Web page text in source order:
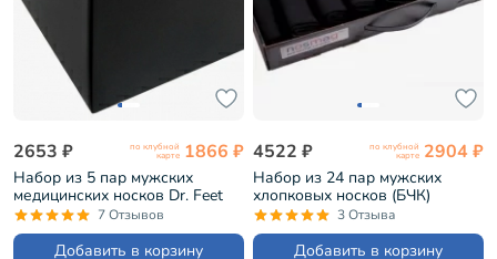
2653 ₽ по клубной
карте 1866 ₽
Набор из 5 пар мужских
медицинских носков Dr. Feet
черные (PG-15DF1-5)
7 Отзывов
Добавить в корзину
4522 ₽ по клубной
карте 2904 ₽
Набор из 24 пар мужских
хлопковых носков (БЧК)
черные (БРЕСТ-24К2122)
3 Отзыва
Добавить в корзину